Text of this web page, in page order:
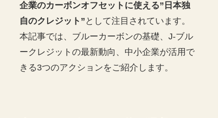
企業のカーボンオフセットに使える”日本独
自のクレジット” として注目されています。
本記事では、ブルーカーボンの基礎、J-ブル
ークレジットの最新動向、中小企業が活用で
きる3つのアクションをご紹介します。